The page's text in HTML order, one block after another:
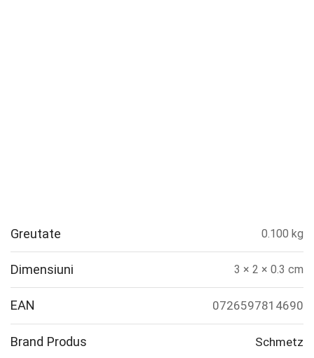
Greutate 0.100 kg
Dimensiuni 3 × 2 × 0.3 cm
EAN 0726597814690
Brand Produs Schmetz